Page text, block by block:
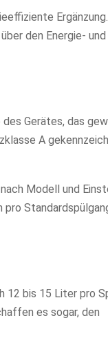
den Energie- und
Gerätes, das
A
nach Modell und
pro
12 bis 15 Liter pro
es sogar, den